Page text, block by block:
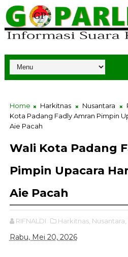
Home Harkitnas Nusantara
Kota Padang Fadly Amran Pimpin
Aie Pacah
Wali Kota Padang
Pimpin Upacara
Aie Pacah
RIFNALDI Harkitnas, Nusantara,
Rabu, Mei 20, 2026